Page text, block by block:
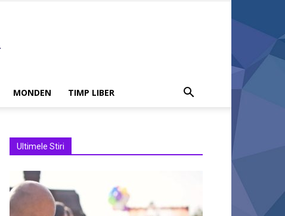
MONDEN TIMP LIBER
Ultimele Stiri